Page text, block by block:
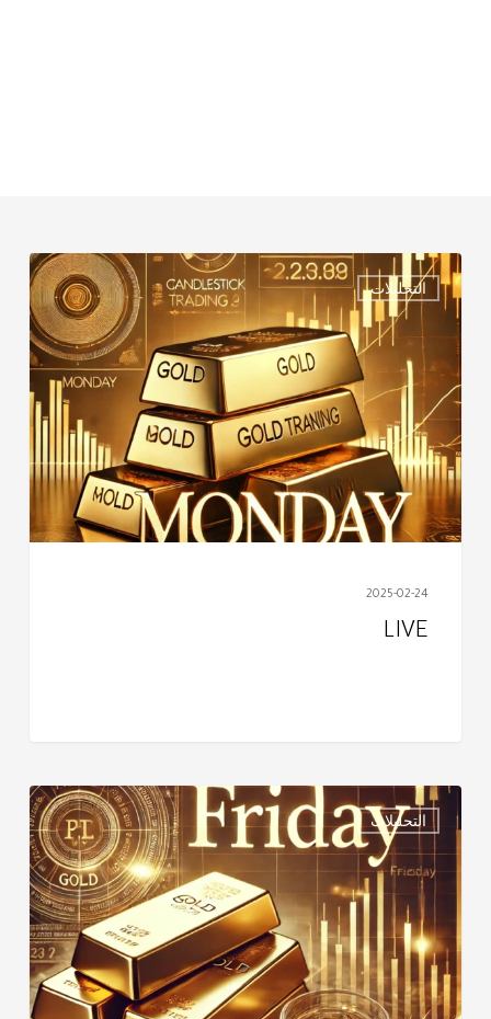
التحليلات
LIVE
2025-02-24
LIVE
التحليلات
تحليـل
الذهـب
ليـوم
–
الجمعـــــــة
FRIDAY